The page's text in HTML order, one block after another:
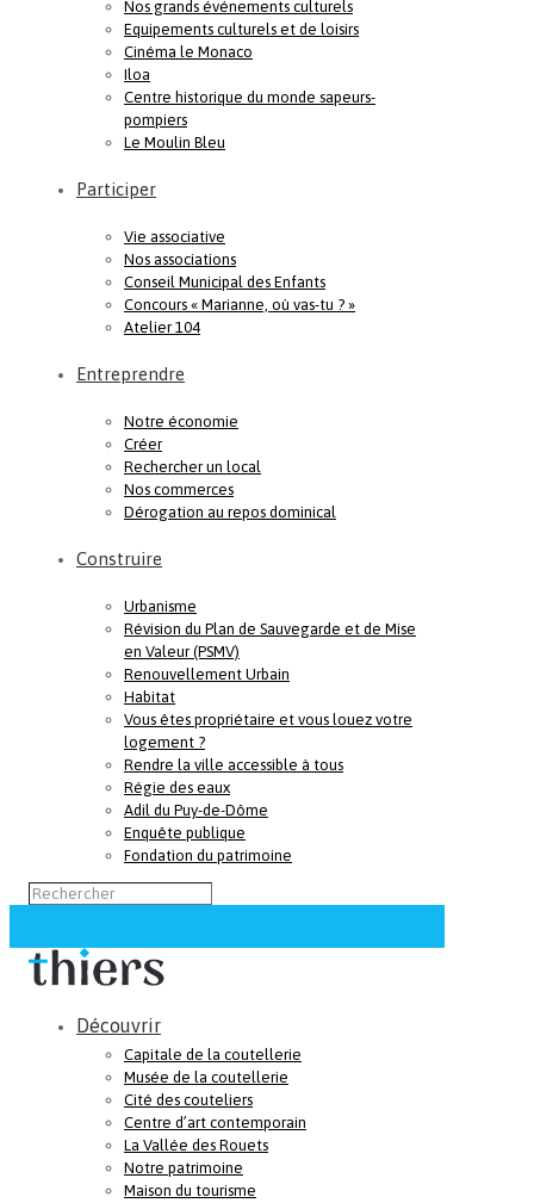
Nos grands événements culturels
Equipements culturels et de loisirs
Cinéma le Monaco
Iloa
Centre historique du monde sapeurs-
pompiers
Le Moulin Bleu
Participer
Vie associative
Nos associations
Conseil Municipal des Enfants
Concours « Marianne, où vas-tu ? »
Atelier 104
Entreprendre
Notre économie
Créer
Rechercher un local
Nos commerces
Dérogation au repos dominical
Construire
Urbanisme
Révision du Plan de Sauvegarde et de Mise
en Valeur (PSMV)
Renouvellement Urbain
Habitat
Vous êtes propriétaire et vous louez votre
logement ?
Rendre la ville accessible à tous
Régie des eaux
Adil du Puy-de-Dôme
Enquête publique
Fondation du patrimoine
Découvrir
Capitale de la coutellerie
Musée de la coutellerie
Cité des couteliers
Centre d’art contemporain
La Vallée des Rouets
Notre patrimoine
Maison du tourisme